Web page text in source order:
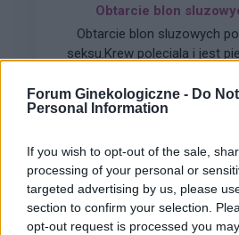
Forum Ginekologiczne - Do
Personal Information
If you wish to opt-out of the sale,
processing of your personal or
targeted advertising by us, please
section to confirm your selection.
opt-out request is processed you
Obtarcie blon
Obtarcie blon sluzowych
seksu.Krew poleciala i jest
pomoze na ta
Forum:Ginekologia -
gość